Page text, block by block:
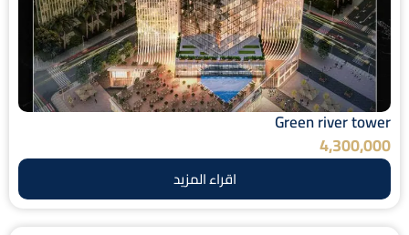
Green river tower
4,300,000
اقراء المزيد